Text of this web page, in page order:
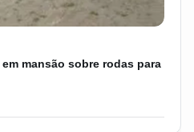
mansão sobre rodas para